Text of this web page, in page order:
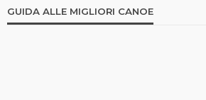
GUIDA ALLE MIGLIORI CANOE